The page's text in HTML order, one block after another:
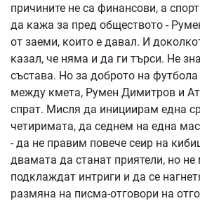
причините не са финансови, а
да кажа за пред обществото -
от заеми, които е давал. И
казал, че няма и да ги търси. Не
състава. Но за доброто на футбола
между кмета, Румен Димитров и
спрат. Мисля да инициирам една
четиримата, да седнем на една
- да не правим повече сеир на
двамата да станат приятели, но
подклаждат интриги и да се
размяна на писма-отговори на